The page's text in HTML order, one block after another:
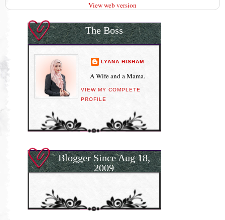
View web version
The Boss
LYANA HISHAM
A Wife and a Mama.
VIEW MY COMPLETE
PROFILE
Blogger Since Aug 18,
2009